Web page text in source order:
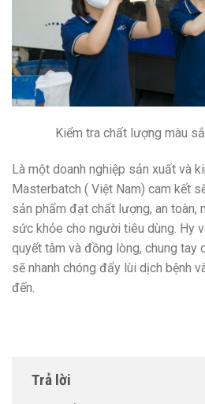
Kiểm tra chất lượng màu
Là một doanh nghiệp sản xuất và
Masterbatch ( Việt Nam) cam kết
sản phẩm đạt chất lượng, an toàn,
sức khỏe cho người tiêu dùng. Hy
quyết tâm và đồng lòng, chung tay
sẽ nhanh chóng đẩy lùi dịch bệnh
đến.
Trả lời